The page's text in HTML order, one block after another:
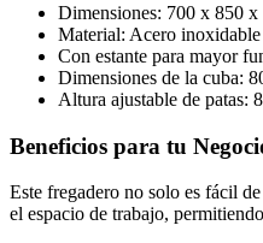
Dimensiones: 700 x 850 x
Material: Acero
Con estante para mayor
Dimensiones de la cuba:
Altura ajustable de patas:
Beneficios para tu
Este fregadero no solo es fácil
el espacio de trabajo,